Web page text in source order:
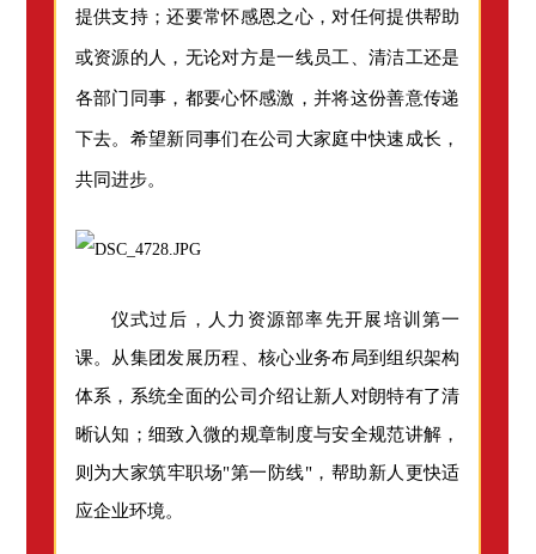
提供支持；还要常怀感恩之心，对任何提供帮助
或资源的人，无论对方是一线员工、清洁工还是
各部门同事，都要心怀感激，并将这份善意传递
下去。希望新同事们在公司大家庭中快速成长，
共同进步。
仪式过后，人力资源部率先开展培训第一
课。从集团发展历程、核心业务布局到组织架构
体系，系统全面的公司介绍让新人对朗特有了清
晰认知；细致入微的规章制度与安全规范讲解，
则为大家筑牢职场"第一防线"，帮助新人更快适
应企业环境。